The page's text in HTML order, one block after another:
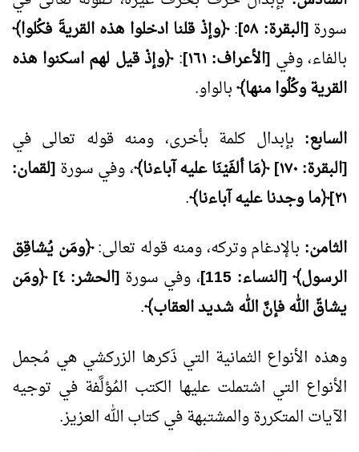
سورة[البقرة: ٥٨] :﴿وإذْ قلنا ادخلوا هذه القريةَ فكُلوا﴾
بالفاء، وفي [الأعراف: ١٦١] :﴿وإذْ قيل لهم اسكنوا هذه
القرية وكُلُوا منها﴾بالواو.
السابع: بإبدال كلمة بأخرى، ومنه قوله تعالى في
[البقرة: ١٧٠] ﴿مَا ألفَيْنَا عليه آباءنا﴾
، وفي سورة[لقمان:
٢١]﴿ما وجدنا عليه آباءنا﴾
.
الثامن: بالإدغام وتركه، ومنه قوله تعالى:﴿ومَن يُشاقِق
الرسول﴾ [النساء: 115]
، وفي سورة
[الحشر: ٤] ﴿ومَن
يشاقّ الله فإنَّ الله شديد العقاب﴾.
وهذه الأنواع الثمانية التي ذَكرها الزركشي هي مُجمل
الأنواع التي اشتملت عليها الكتب المُؤلَّفة في توجيه
الآيات المتكررة والمشتبهة في كتاب الله العزيز.